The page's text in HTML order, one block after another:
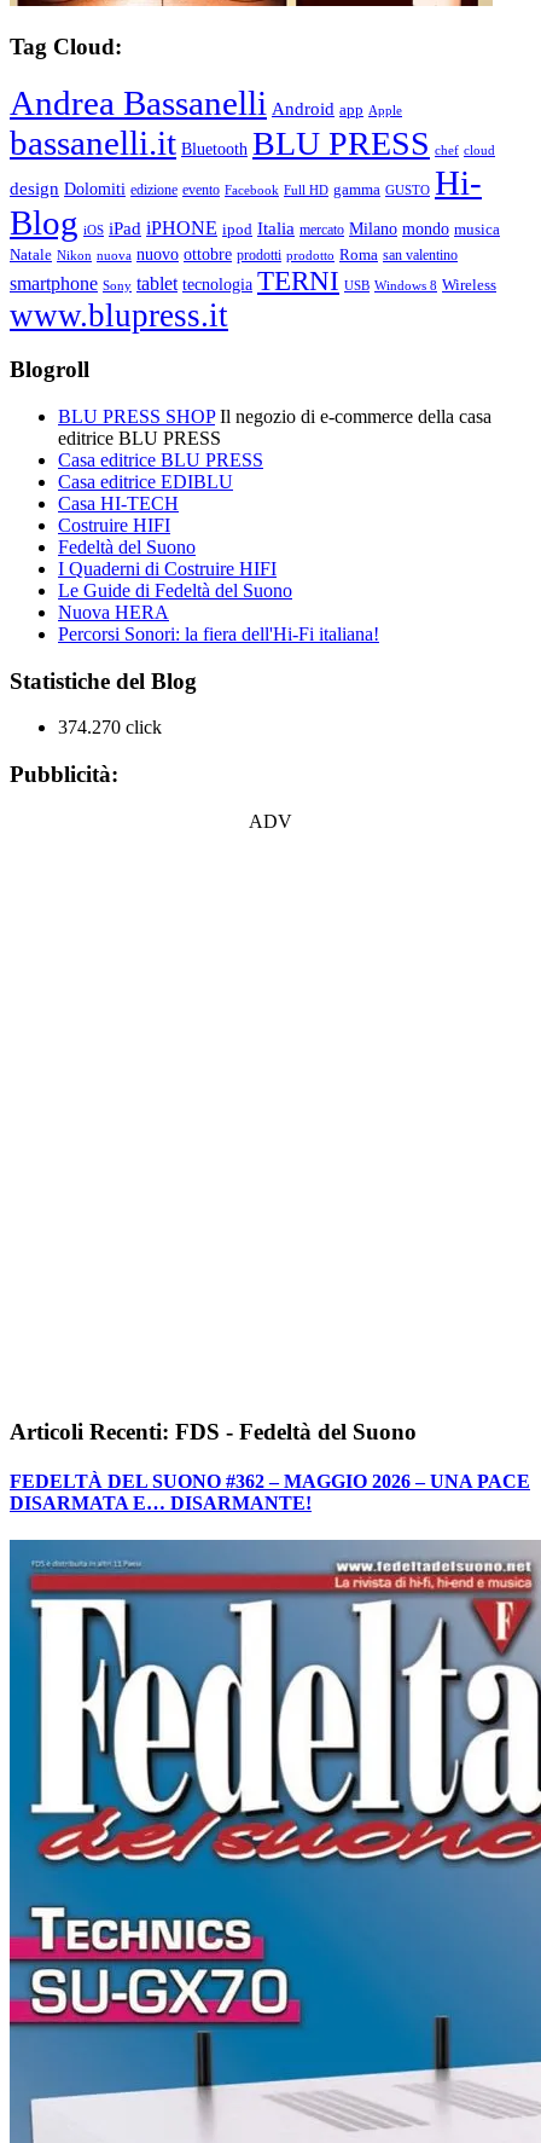
Tag Cloud:
Andrea Bassanelli Android app Apple
bassanelli.it Bluetooth BLU PRESS chef cloud
design Dolomiti edizione evento Facebook Full HD gamma GUSTO Hi-
Blog iOS iPad iPHONE ipod Italia mercato Milano mondo musica
Natale Nikon nuova nuovo ottobre prodotti prodotto Roma san valentino
smartphone Sony tablet tecnologia TERNI USB Windows 8 Wireless
www.blupress.it
Blogroll
BLU PRESS SHOPIl negozio di e-commerce della casa
editrice BLU PRESS
Casa editrice BLU PRESS
Casa editrice EDIBLU
Casa HI-TECH
Costruire HIFI
Fedeltà del Suono
I Quaderni di Costruire HIFI
Le Guide di Fedeltà del Suono
Nuova HERA
Percorsi Sonori: la fiera dell'Hi-Fi italiana!
Statistiche del Blog
374.270 click
Pubblicità:
ADV
Articoli Recenti: FDS - Fedeltà del Suono
FEDELTÀ DEL SUONO #362 – MAGGIO 2026 – UNA PACE
DISARMATA E… DISARMANTE!